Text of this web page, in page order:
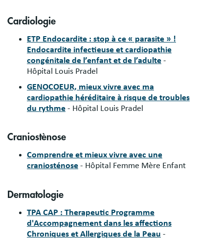
Cardiologie
ETP Endocardite : stop à ce « parasite » !
Endocardite infectieuse et cardiopathie
congénitale de l’enfant et de l’adulte -
Hôpital Louis Pradel
GENOCOEUR, mieux vivre avec ma
cardiopathie héréditaire à risque de troubles
du rythme - Hôpital Louis Pradel
Craniostènose
Comprendre et mieux vivre avec une
craniosténose - Hôpital Femme Mère Enfant
Dermatologie
TPA CAP : Therapeutic Programme
d'Accompagnement dans les affections
Chroniques et Allergiques de la Peau -